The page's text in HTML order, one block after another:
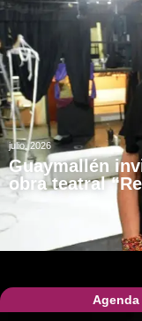
julio, 2026
Guaymallén
obra teatral